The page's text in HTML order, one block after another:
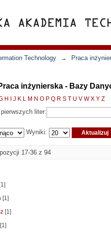
Technology → Praca
inżynierska - Bazy
H J K L M N O P Q R S T U V W X Y Z
liter:
Wyniki:
17-36 z 94
[1]
[1]
[1]
[1]